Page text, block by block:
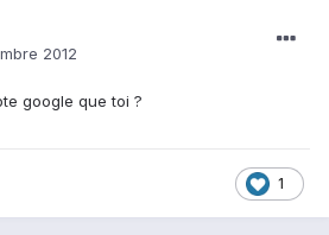
2012
google que toi ?
1